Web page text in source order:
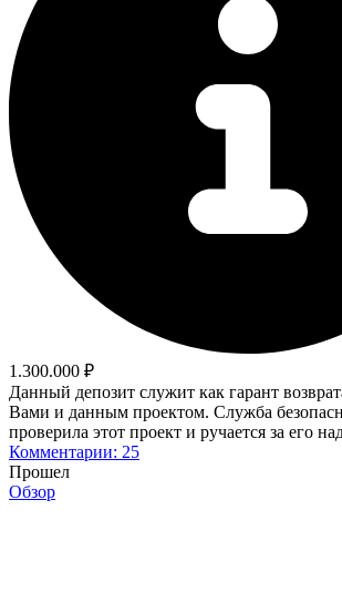
1.300.000 ₽
Данный депозит служит как гарант
Вами и данным проектом. Служба
проверила этот проект и ручается за его
Комментарии: 25
Прошел
Обзор